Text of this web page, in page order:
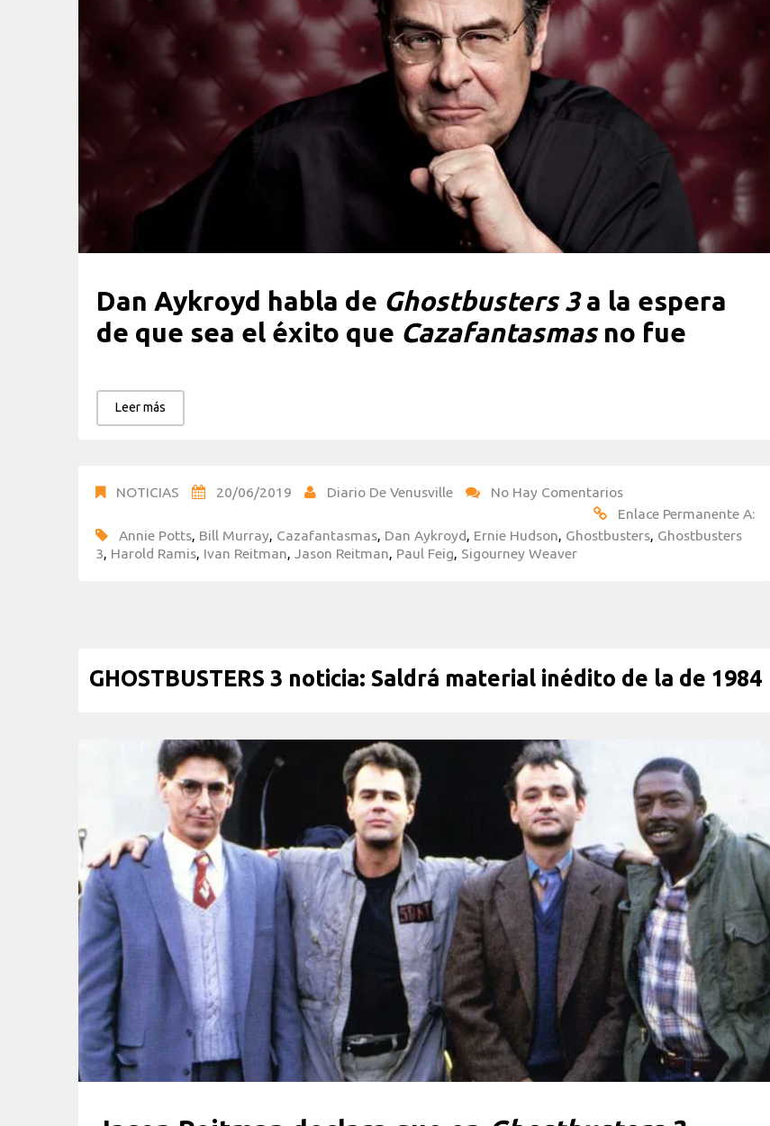
Dan Aykroyd habla de Ghostbusters 3a la espera
de que sea el éxito que Cazafantasmasno fue
Leer más
NOTICIAS 20/06/2019 Diario De Venusville
No Hay Comentarios
Enlace Permanente A:
Annie Potts Bill Murray Cazafantasmas Dan Aykroyd Ernie Hudson Ghostbusters Ghostbusters
3 Harold Ramis Ivan Reitman Jason Reitman Paul Feig Sigourney Weaver
GHOSTBUSTERS 3 noticia: Saldrá material inédito de la de 1984